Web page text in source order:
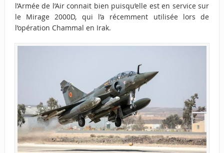
l’Armée de l’Air connait bien puisqu’elle est en service sur
le Mirage 2000D, qui l’a récemment utilisée lors de
l’opération Chammal en Irak.